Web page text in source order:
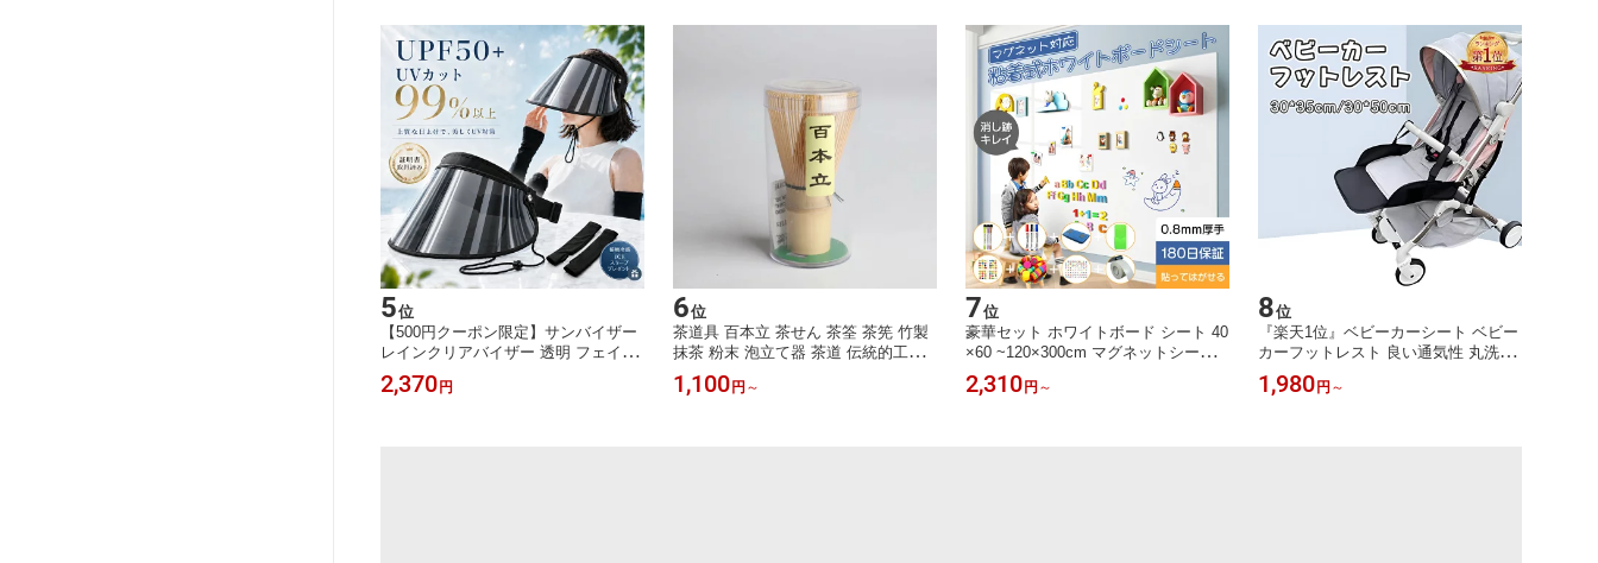
ndows＆MAC OS対応あり
ビー 蚊帳 一人用/家族用/子供用 蚊帳
持ち運び 外出 自宅 10-16インチ 収納
ポーチ 日本語取扱説明書
循環
5位
【500円クーポン限定】サンバイザー
レインクリアバイザー 透明 フェイス
バイザー つば広 ワイド ロング レデ
ィース uvカット ひよけ帽子 自転車
2,370 円
6位
茶道具 百本立 茶せん 茶筌 茶筅 竹製
抹茶 粉末 泡立て器 茶道 伝統的工芸
品 100本立 常穗 八十本立 抹茶泡立て
器 茶道ツール 繰り返し使える茶せん
1,100 円 ～
7位
豪華セット ホワイトボード シート 40
×60 ~120×300cm マグネットシート
シール お絵かき ボード テープ弱粘着
式 貼って剥がせる マグネット 磁石
2,310 円 ～
8位
『楽天1位』ベビーカーシート ベビー
カーフットレスト 良い通気性 丸洗い
可能 足置き 拡張シート ベビーカー足
支えマット ベビーカーの足場 レッグ
1,980 円 ～